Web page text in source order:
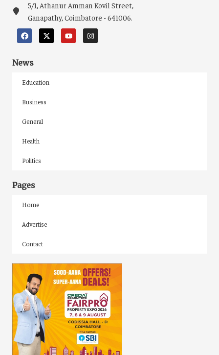
5/1, Athanur Amman Kovil Street,
Ganapathy, Coimbatore - 641006.
News
Education
Business
General
Health
Politics
Pages
Home
Advertise
Contact